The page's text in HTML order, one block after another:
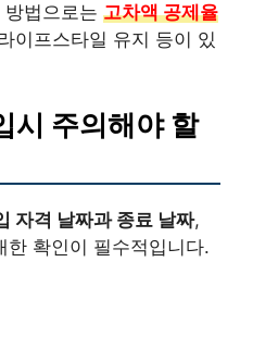
법으로는 고차액 공제율
이프스타일 유지 등이 있
시 주의해야 할
자격 날짜과 종료 날짜,
한 확인이 필수적입니다.